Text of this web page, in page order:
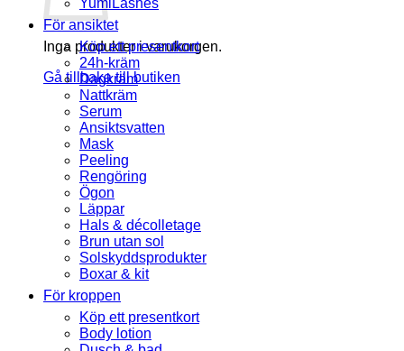
Inga produkter i varukorgen.
Gå tillbaka till butiken
YumiLashes
För ansiktet
Köp ett presentkort
24h-kräm
Dagkräm
Nattkräm
Serum
Ansiktsvatten
Mask
Peeling
Rengöring
Ögon
Läppar
Hals & décolletage
Brun utan sol
Solskyddsprodukter
Boxar & kit
För kroppen
Köp ett presentkort
Body lotion